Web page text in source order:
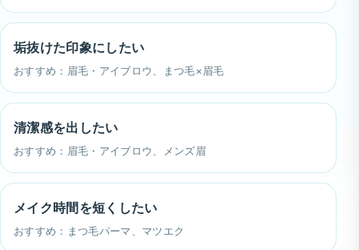
垢抜けた印象にしたい
おすすめ：眉毛・アイブロウ、まつ毛×眉毛
清潔感を出したい
おすすめ：眉毛・アイブロウ、メンズ眉
メイク時間を短くしたい
おすすめ：まつ毛パーマ、マツエク